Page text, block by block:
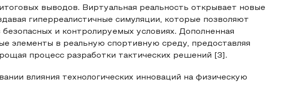
выводов. Виртуальная реальность открывает новые
гиперреалистичные симуляции, которые позволяют
и контролируемых условиях. Дополненная
элементы в реальную спортивную среду, предоставляя
процесс разработки тактических решений [3].
влияния технологических инноваций на физическую